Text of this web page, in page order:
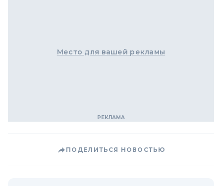
Место для вашей рекламы
ПОДЕЛИТЬСЯ НОВОСТЬЮ